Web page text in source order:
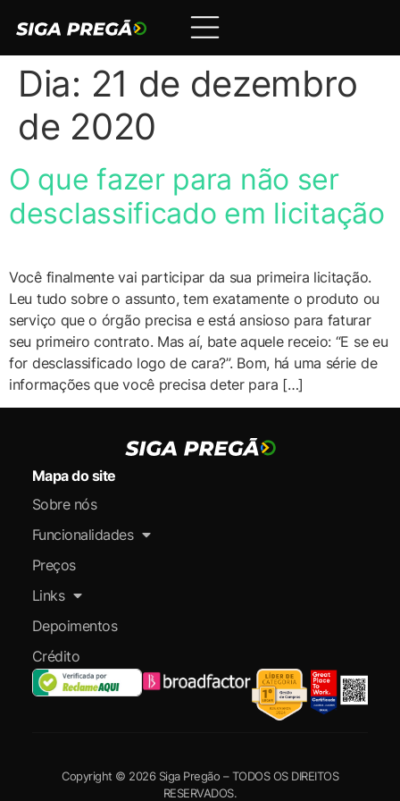
Dia: 21 de dezembro
de 2020
O que fazer para não ser
desclassificado em licitação
Você finalmente vai participar da sua primeira licitação.
Leu tudo sobre o assunto, tem exatamente o produto ou
serviço que o órgão precisa e está ansioso para faturar
seu primeiro contrato. Mas aí, bate aquele receio: “E se eu
for desclassificado logo de cara?”. Bom, há uma série de
informações que você precisa deter para […]
Mapa do site
Sobre nós
Funcionalidades
Preços
Links
Depoimentos
Crédito
Copyright © 2026 Siga Pregão – TODOS OS DIREITOS
RESERVADOS.